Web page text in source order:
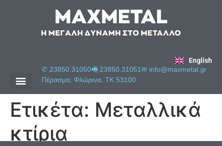
English
✆ 23850.31050🖷 23850.31051 ✉︎ info@maxmetal.gr
Πέρασμα, Φλώρινα, ΤΚ 53100
Ετικέτα: Μεταλλικά
κτίρια